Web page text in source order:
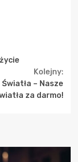
Kolejny:
– Nasze
za darmo!